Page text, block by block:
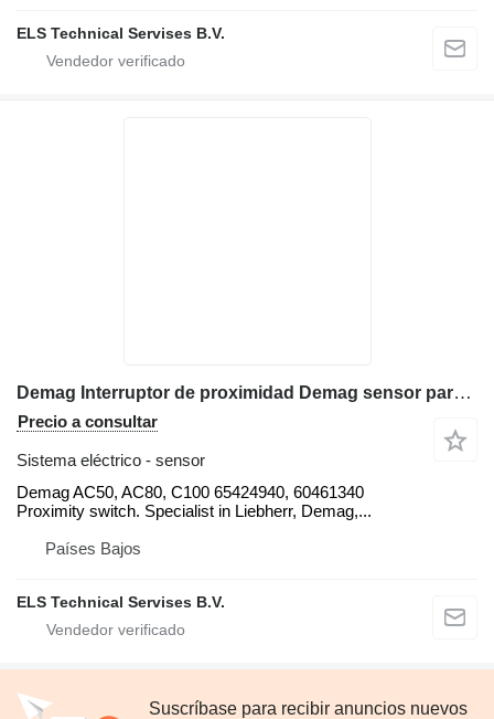
ELS Technical Servises B.V.
Demag Interruptor de proximidad Demag sensor para Demag AC50, AC80, C100 grúa móvil
Precio a consultar
Sistema eléctrico - sensor
Demag AC50, AC80, C100 65424940, 60461340
Proximity switch. Specialist in Liebherr, Demag,...
Países Bajos
ELS Technical Servises B.V.
Suscríbase para recibir anuncios nuevos